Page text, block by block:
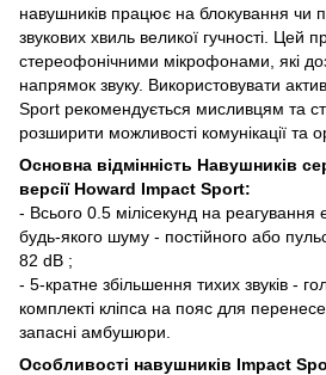
навушників працює на блокування чи
звукових хвиль великої гучності. Цей
стереофонічними мікрофонами, які
напрямок звуку. Використовувати
Sport рекомендується мисливцям та
розширити можливості комунікації та
Основна відмінність Навушників
версії Howard Impact Sport:
- Всього 0.5 мілісекунд на реагування
будь-якого шуму - постійного або
82 dB ;
- 5-кратне збільшення тихих звуків -
комплекті кліпса на пояс для
запасні амбушюри.
Особливості навушників Impact